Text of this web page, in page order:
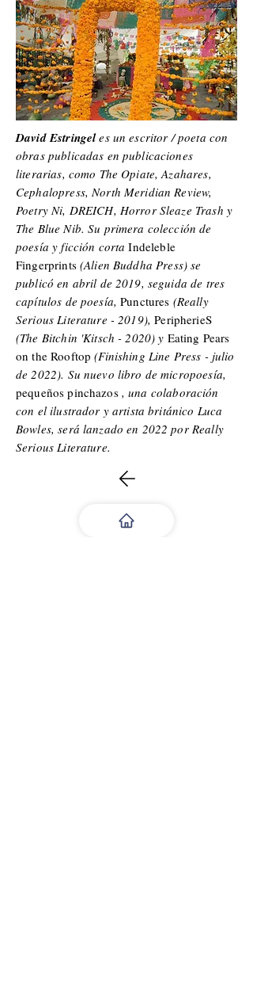
David Estringeles un escritor / poeta con
obras publicadas en publicaciones
literarias, como The Opiate, Azahares,
Cephalopress, North Meridian Review,
Poetry Ni, DREICH, Horror Sleaze Trash y
The Blue Nib. Su primera colección de
poesía y ficción corta Indeleble
Fingerprints (Alien Buddha Press) se
publicó en abril de 2019, seguida de tres
capítulos de poesía, Punctures (Really
Serious Literature - 2019), PeripherieS
(The Bitchin 'Kitsch - 2020) y Eating Pears
on the Rooftop (Finishing Line Press - julio
de 2022). Su nuevo libro de micropoesía,
pequeños pinchazos , una colaboración
con el ilustrador y artista británico Luca
Bowles, será lanzado en 2022 por Really
Serious Literature.